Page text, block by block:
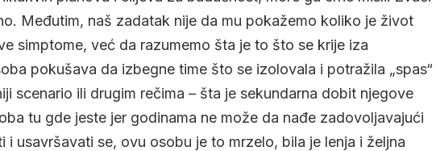
Međutim, naš zadatak nije da mu pokažemo koliko je život
simptome, već da razumemo šta je to što se krije iza
pokušava da izbegne time što se izolovala i potražila „spas“
scenario ili drugim rečima – šta je sekundarna dobit njegove
tu gde jeste jer godinama ne može da nađe zadovoljavajući
i usavršavati se, ovu osobu je to mrzelo, bila je lenja i željna